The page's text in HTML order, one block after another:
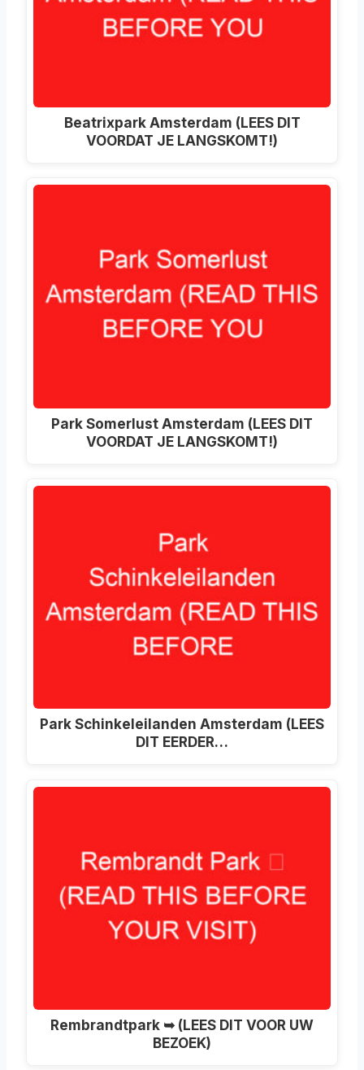
Beatrixpark Amsterdam (LEES DIT
VOORDAT JE LANGSKOMT!)
Park Somerlust Amsterdam (LEES DIT
VOORDAT JE LANGSKOMT!)
Park Schinkeleilanden Amsterdam (LEES
DIT EERDER…
Rembrandtpark ➥ (LEES DIT VOOR UW
BEZOEK)